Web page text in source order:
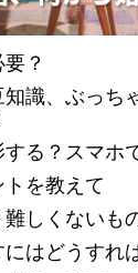
？
識、ぶっち
る？スマホ
を教えて
しくないも
はどうすれ